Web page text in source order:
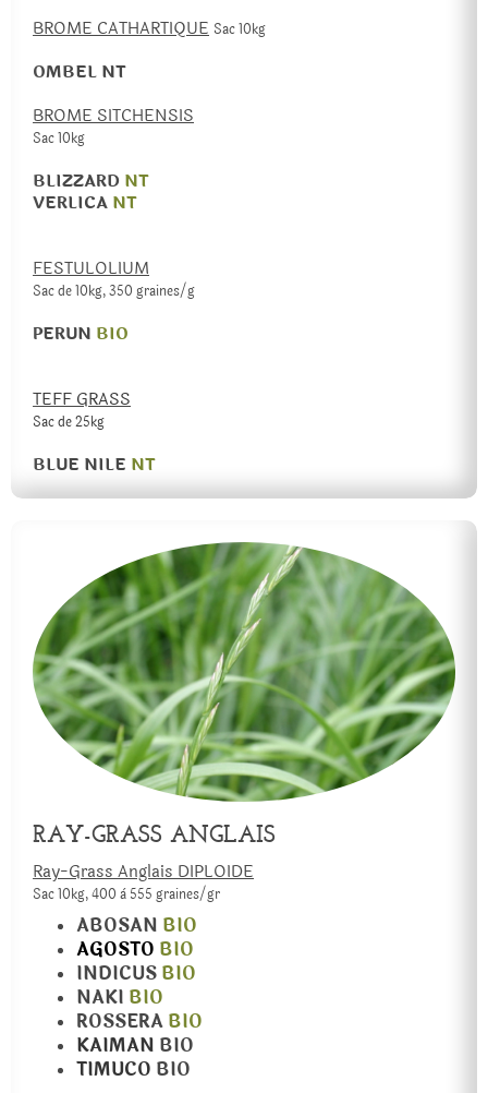
BROME CATHARTIQUE Sac 10kg
OMBEL NT
BROME SITCHENSIS
Sac 10kg
BLIZZARD NT
VERLICA NT
FESTULOLIUM
Sac de 10kg, 350 graines/g
PERUN BIO
TEFF GRASS
Sac de 25kg
BLUE NILE NT
RAY-GRASS ANGLAIS
Ray-Grass Anglais DIPLOIDE
Sac 10kg, 400 à 555 graines/gr
ABOSAN BIO
AGOSTO BIO
INDICUS BIO
NAKI BIO
ROSSERA BIO
KAIMAN BIO
TIMUCO BIO